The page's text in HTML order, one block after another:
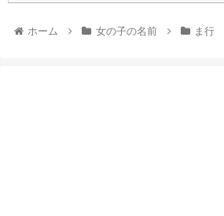
ホーム 女の子の名前 ま行